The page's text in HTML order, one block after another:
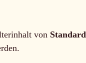
von Standard